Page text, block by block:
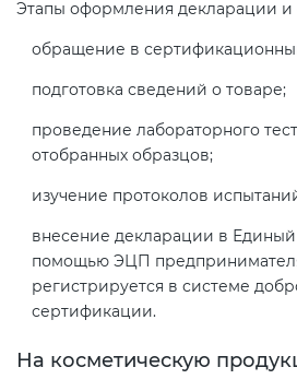
Этапы оформления декларации и
обращение в
подготовка сведений о товаре;
проведение лабораторного
отобранных образцов;
изучение протоколов
внесение декларации в
помощью ЭЦП
регистрируется в системе
сертификации.
На косметическую